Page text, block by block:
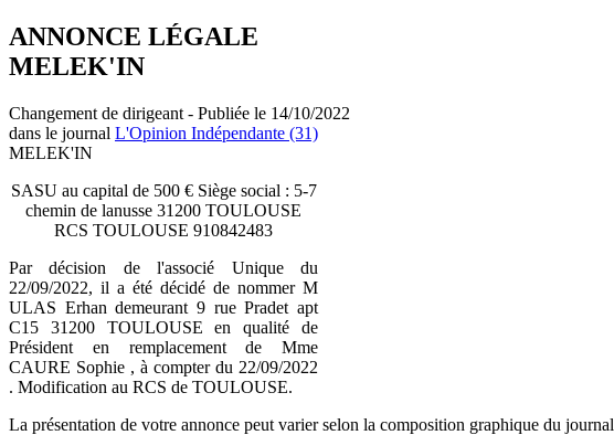
ANNONCE LÉGALE
MELEK'IN
Changement de dirigeant - Publiée le 14/10/2022
dans le journal L'Opinion Indépendante (31)
MELEK'IN
SASU au capital de 500 € Siège social : 5-7
chemin de lanusse 31200 TOULOUSE
RCS TOULOUSE 910842483
Par décision de l'associé Unique du
22/09/2022, il a été décidé de nommer M
ULAS Erhan demeurant 9 rue Pradet apt
C15 31200 TOULOUSE en qualité de
Président en remplacement de Mme
CAURE Sophie , à compter du 22/09/2022
. Modification au RCS de TOULOUSE.
La présentation de votre annonce peut varier selon la composition graphique du journal